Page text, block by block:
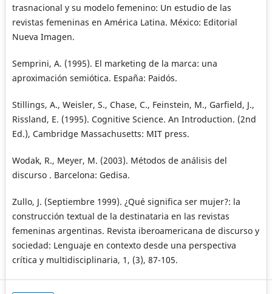
trasnacional y su modelo femenino: Un estudio de las
revistas femeninas en América Latina. México: Editorial
Nueva Imagen.
Semprini, A. (1995). El marketing de la marca: una
aproximación semiótica. España: Paidós.
Stillings, A., Weisler, S., Chase, C., Feinstein, M., Garfield, J.,
Rissland, E. (1995). Cognitive Science. An Introduction. (2nd
Ed.), Cambridge Massachusetts: MIT press.
Wodak, R., Meyer, M. (2003). Métodos de análisis del
discurso . Barcelona: Gedisa.
Zullo, J. (Septiembre 1999). ¿Qué significa ser mujer?: la
construcción textual de la destinataria en las revistas
femeninas argentinas. Revista iberoamericana de discurso y
sociedad: Lenguaje en contexto desde una perspectiva
crítica y multidisciplinaria, 1, (3), 87-105.